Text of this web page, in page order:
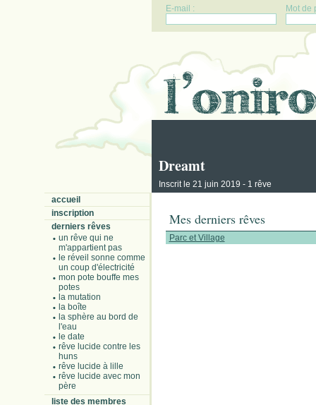
E-mail : Mot de
Dreamt
Inscrit le 21 juin 2019 - 1 rêve
accueil
inscription
derniers rêves
un rêve qui ne
m'appartient pas
le réveil sonne comme
un coup d'électricité
mon pote bouffe mes
potes
la mutation
la boîte
la sphère au bord de
l'eau
le date
rêve lucide contre les
huns
rêve lucide à lille
rêve lucide avec mon
père
liste des membres
Mes derniers rêves
Parc et Village